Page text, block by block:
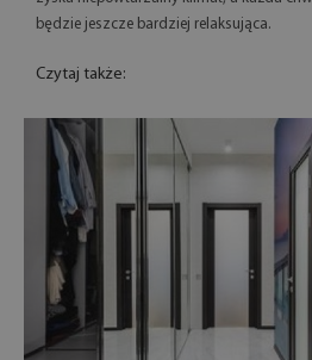
będzie jeszcze bardziej relaksująca.
Czytaj także: